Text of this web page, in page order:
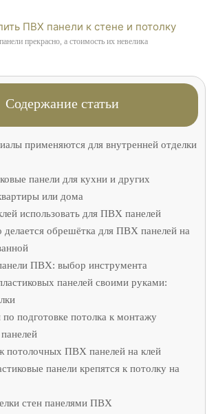
прекрасно, а стоимость их невелика
Содержание статьи
применяются для внутренней отделки
панели для кухни и других
или дома
использовать для ПВХ панелей
делается обрешётка для ПВХ панелей на
ПВХ: выбор инструмента
панелей своими руками:
подготовке потолка к монтажу
ПВХ панелей на клей
панели крепятся к потолку на
стен панелями ПВХ